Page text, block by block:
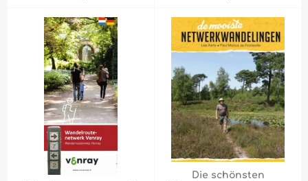
Die schönsten